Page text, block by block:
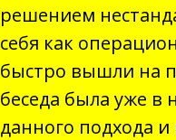
решением
себя как
быстро вышли на
беседа была уже в
данного подхода